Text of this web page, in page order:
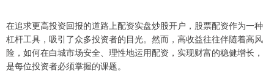
在追求更高投资回报的道路上配资实盘炒股开户，股票配资作为一种
杠杆工具，吸引了众多投资者的目光。然而，高收益往往伴随着高风
险，如何在白城市场安全、理性地运用配资，实现财富的稳健增长，
是每位投资者必须掌握的课题。